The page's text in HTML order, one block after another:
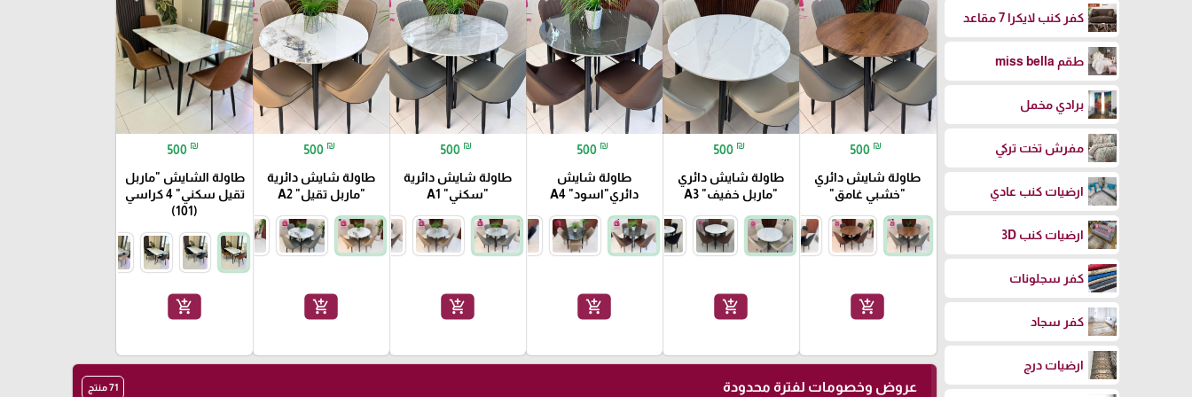
كفر كنب لايكرا 7 مقاعد
طقم miss bella
برادي مخمل
مفرش تخت تركي
ارضيات كنب عادي
ارضيات كنب 3D
كفر سجلونات
كفر سجاد
ارضيات درج
500 ₪
طاولة شايش دائري
"خشبي غامق"
add_shopping_cart
500 ₪
طاولة شايش دائري
"ماربل خفيف" A3
add_shopping_cart
500 ₪
طاولة شايش
دائري"اسود" A4
add_shopping_cart
500 ₪
طاولة شايش دائرية
"سكني" A1
add_shopping_cart
500 ₪
طاولة شايش دائرية
"ماربل تقيل" A2
add_shopping_cart
500 ₪
طاولة الشايش "ماربل
تقيل سكني" 4 كراسي
(101)
add_shopping_cart
عروض وخصومات لفترة محدودة 71 منتج